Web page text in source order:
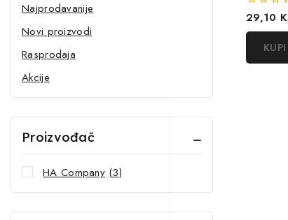
0
out
of
29,10
Najprodavanije
Novi proizvodi
Rasprodaja
Akcije
Proizvođač
HA Company (3)